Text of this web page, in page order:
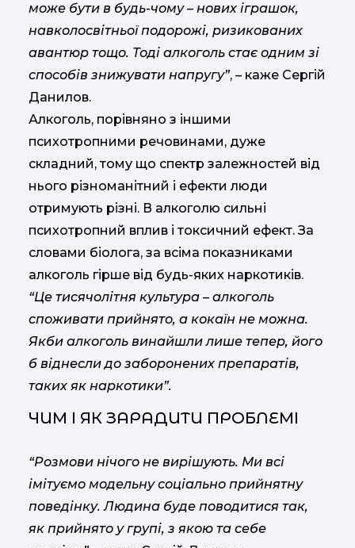
може бути в будь-чому – нових іграшок,
навколосвітньої подорожі, ризикованих
авантюр тощо. Тоді алкоголь стає одним зі
способів знижувати напругу”, – каже Сергій
Данилов.
Алкоголь, порівняно з іншими
психотропними речовинами, дуже
складний, тому що спектр залежностей від
нього різноманітний і ефекти люди
отримують різні. В алкоголю сильні
психотропний вплив і токсичний ефект. За
словами біолога, за всіма показниками
алкоголь гірше від будь-яких наркотиків.
“Це тисячолітня культура – алкоголь
споживати прийнято, а кокаїн не можна.
Якби алкоголь винайшли лише тепер, його
б віднесли до заборонених препаратів,
таких як наркотики”.
ЧИМ І ЯК ЗАРАДИТИ ПРОБЛЕМІ
“Розмови нічого не вирішують. Ми всі
імітуємо модельну соціально прийнятну
поведінку. Людина буде поводитися так,
як прийнято у групі, з якою та себе